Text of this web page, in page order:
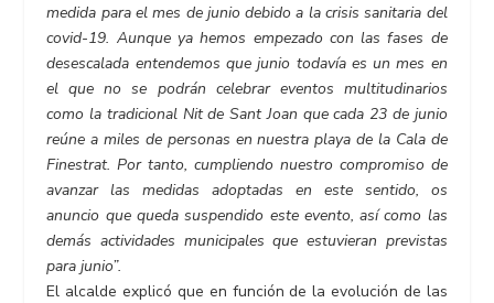
medida para el mes de junio debido a la crisis sanitaria del
covid-19. Aunque ya hemos empezado con las fases de
desescalada entendemos que junio todavía es un mes en
el que no se podrán celebrar eventos multitudinarios
como la tradicional Nit de Sant Joan que cada 23 de junio
reúne a miles de personas en nuestra playa de la Cala de
Finestrat. Por tanto, cumpliendo nuestro compromiso de
avanzar las medidas adoptadas en este sentido, os
anuncio que queda suspendido este evento, así como las
demás actividades municipales que estuvieran previstas
para junio”.
El alcalde explicó que en función de la evolución de las